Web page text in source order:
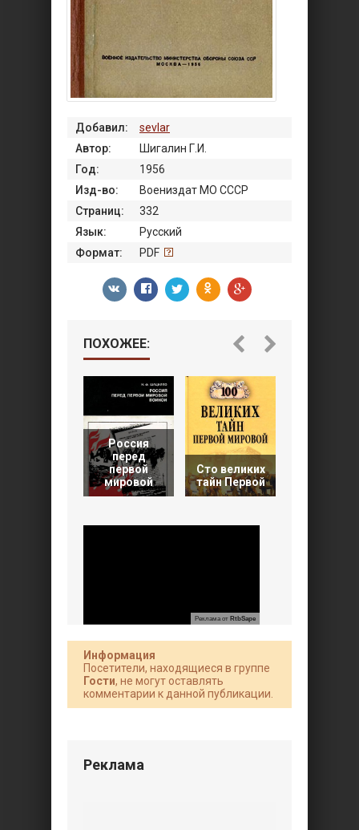
Добавил:
sevlar
Автор:
Шигалин Г.И.
Год:
1956
Изд-во:
Воениздат МО СССР
Страниц:
332
Язык:
Русский
Формат:
PDF
ПОХОЖЕЕ:
Россия
перед
первой
мировой
Сто великих
тайн Первой
Реклама от RtbSape
Информация
Посетители, находящиеся в группе
Гости, не могут оставлять
комментарии к данной публикации.
Реклама